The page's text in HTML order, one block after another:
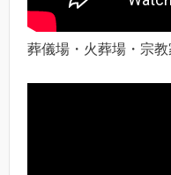
葬儀場・火葬場・宗